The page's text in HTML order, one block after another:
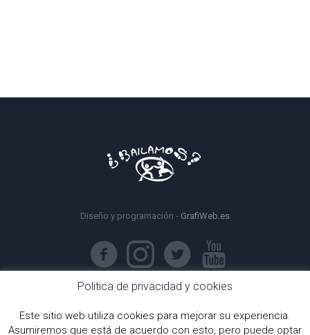
Diseño y programación - GrafiWeb.es
Politica de privacidad y cookies
Este sitio web utiliza cookies para mejorar su experiencia.
Asumiremos que está de acuerdo con esto, pero puede optar